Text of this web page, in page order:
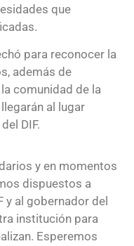
que
para reconocer la
además de
comunidad de la
al lugar
DIF.
y en momentos
dispuestos a
y al gobernador del
institución para
Esperemos